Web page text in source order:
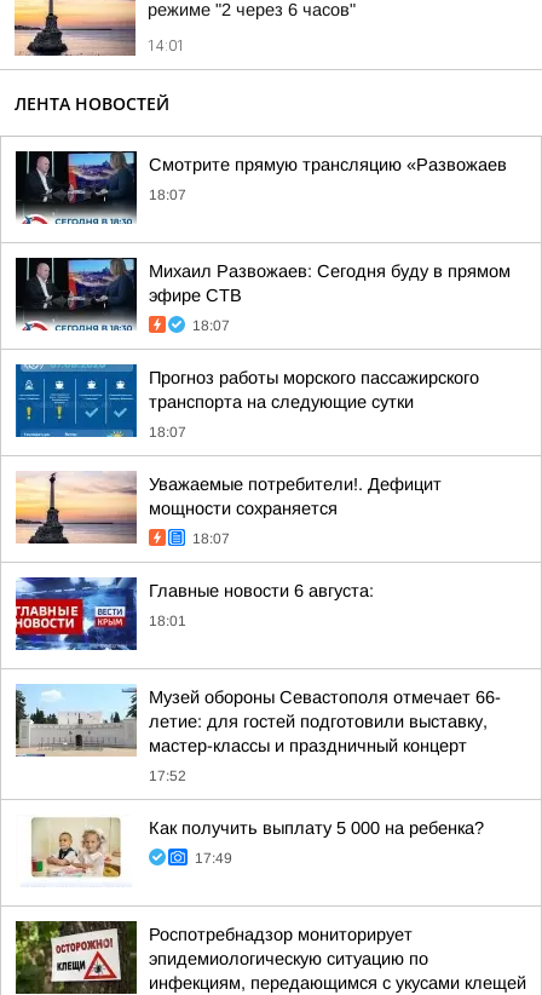
режиме "2 через 6 часов"
14:01
ЛЕНТА НОВОСТЕЙ
Смотрите прямую трансляцию «Развожаев
18:07
Михаил Развожаев: Сегодня буду в прямом
эфире СТВ
18:07
Прогноз работы морского пассажирского
транспорта на следующие сутки
18:07
Уважаемые потребители!. Дефицит
мощности сохраняется
18:07
Главные новости 6 августа:
18:01
Музей обороны Севастополя отмечает 66-
летие: для гостей подготовили выставку,
мастер-классы и праздничный концерт
17:52
Как получить выплату 5 000 на ребенка?
17:49
Роспотребнадзор мониторирует
эпидемиологическую ситуацию по
инфекциям, передающимся с укусами клещей